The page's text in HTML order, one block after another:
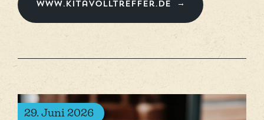
www.kitavolltreffer.de
29. Juni 2026